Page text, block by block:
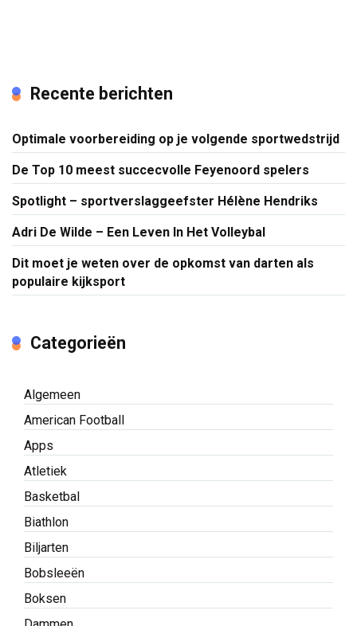
Recente berichten
Optimale voorbereiding op je volgende sportwedstrijd
De Top 10 meest succecvolle Feyenoord spelers
Spotlight – sportverslaggeefster Hélène Hendriks
Adri De Wilde – Een Leven In Het Volleybal
Dit moet je weten over de opkomst van darten als
populaire kijksport
Categorieën
Algemeen
American Football
Apps
Atletiek
Basketbal
Biathlon
Biljarten
Bobsleeën
Boksen